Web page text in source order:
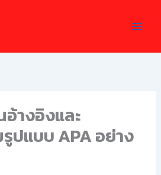
างอิงและ
ปแบบ APA อย่าง